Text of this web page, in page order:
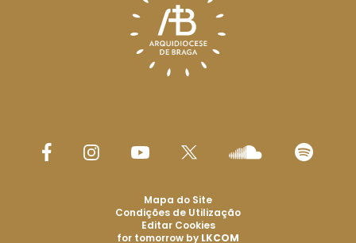
Mapa do Site
Condições de Utilização
Editar Cookies
for tomorrow by LKCOM